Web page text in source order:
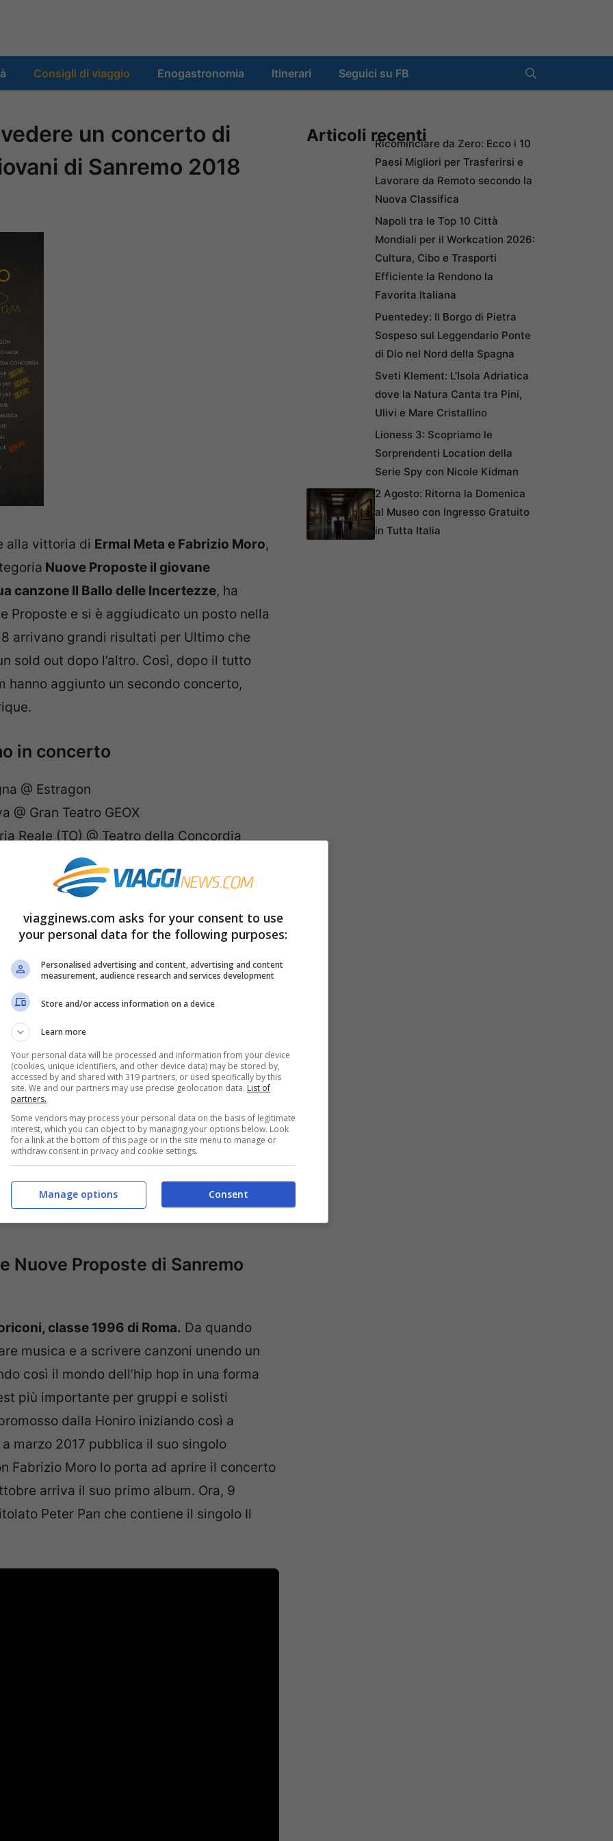
Consigli di viaggio Enogastronomia Itinerari Seguici su FB
un concerto di
di Sanremo 2018
alla vittoria di Ermal Meta e Fabrizio Moro,
Nuove Proposte il giovane
canzone Il Ballo delle Incertezze, ha
Proposte e si è aggiudicato un posto nella
arrivano grandi risultati per Ultimo che
sold out dopo l’altro. Così, dopo il tutto
hanno aggiunto un secondo concerto,
in concerto
@ Estragon
@ Gran Teatro GEOX
Reale (TO) @ Teatro della Concordia
@ Fabrique – SOLD OUT
Atlantico Live – SOLD OUT
@ Atlantico Live – SOLD OUT
Demodè Club
@ Casa della Musica
@ Afterlife
@ Obihall
Fabrique – NUOVA DATA
il tour di Ultimo
Pan Tour di Ultimo basta stare attenti sui
su ticketone.it,in tutti i punti
da mercoledì 14 febbraio alle ore
in caso di acquisto di biglietti
non presenti nei nostri comunicati
Nuove Proposte di Sanremo
classe 1996 di Roma. Da quando
musica e a scrivere canzoni unendo un
così il mondo dell’hip hop in una forma
più importante per gruppi e solisti
dalla Honiro iniziando così a
marzo 2017 pubblica il suo singolo
Fabrizio Moro lo porta ad aprire il concerto
arriva il suo primo album. Ora, 9
Peter Pan che contiene il singolo Il
Articoli recentiRicominciare da Zero: Ecco i 10
Paesi Migliori per Trasferirsi e
Lavorare da Remoto secondo la
Nuova Classifica
Napoli tra le Top 10 Città
Mondiali per il Workcation 2026:
Cultura, Cibo e Trasporti
Efficiente la Rendono la
Favorita Italiana
Puentedey: Il Borgo di Pietra
Sospeso sul Leggendario Ponte
di Dio nel Nord della Spagna
Sveti Klement: L’Isola Adriatica
dove la Natura Canta tra Pini,
Ulivi e Mare Cristallino
Lioness 3: Scopriamo le
Sorprendenti Location della
Serie Spy con Nicole Kidman
2 Agosto: Ritorna la Domenica
al Museo con Ingresso Gratuito
in Tutta Italia
viagginews.com asks for your consent to use
your personal data for the following purposes:
Personalised advertising and content, advertising and content
measurement, audience research and services development
Store and/or access information on a device
Learn more
Your personal data will be processed and information from your device
(cookies, unique identifiers, and other device data) may be stored by,
accessed by and shared with 319 partners, or used specifically by this
site. We and our partners may use precise geolocation data. List of
partners.
Some vendors may process your personal data on the basis of legitimate
interest, which you can object to by managing your options below. Look
for a link at the bottom of this page or in the site menu to manage or
withdraw consent in privacy and cookie settings.
Consent
Manage options